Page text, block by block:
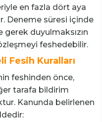
en fazla dört aya
Deneme süresi içinde
duyulmaksızın
feshedebilir.
Fesih Kuralları
feshinden önce,
tarafa bildirim
Kanunda belirlenen